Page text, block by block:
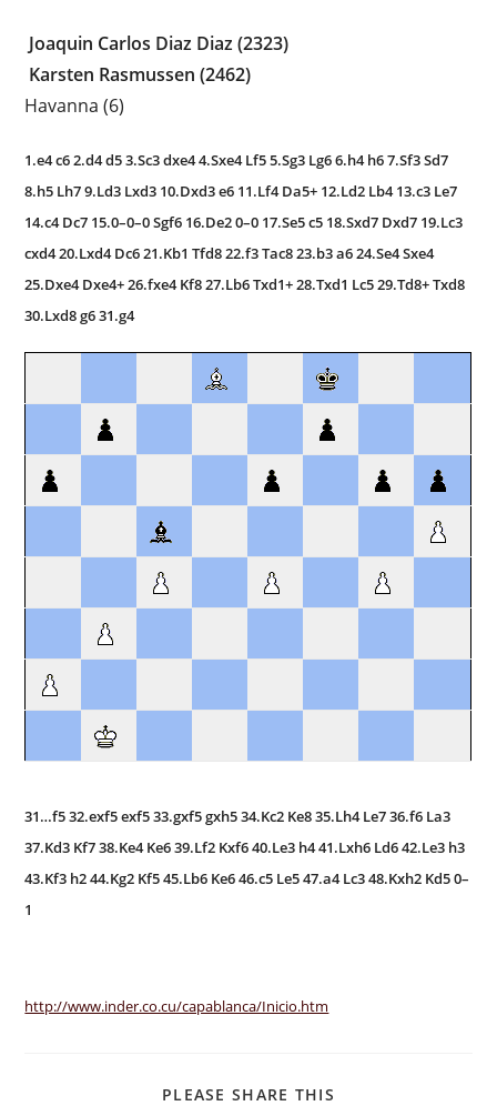
Joaquin Carlos Diaz Diaz (2323)
Karsten Rasmussen (2462)
Havanna (6)
1.e4 c6 2.d4 d5 3.Sc3 dxe4 4.Sxe4 Lf5 5.Sg3 Lg6 6.h4 h6 7.Sf3 Sd7
8.h5 Lh7 9.Ld3 Lxd3 10.Dxd3 e6 11.Lf4 Da5+ 12.Ld2 Lb4 13.c3 Le7
14.c4 Dc7 15.0–0–0 Sgf6 16.De2 0–0 17.Se5 c5 18.Sxd7 Dxd7 19.Lc3
cxd4 20.Lxd4 Dc6 21.Kb1 Tfd8 22.f3 Tac8 23.b3 a6 24.Se4 Sxe4
25.Dxe4 Dxe4+ 26.fxe4 Kf8 27.Lb6 Txd1+ 28.Txd1 Lc5 29.Td8+ Txd8
30.Lxd8 g6 31.g4
31…f5 32.exf5 exf5 33.gxf5 gxh5 34.Kc2 Ke8 35.Lh4 Le7 36.f6 La3
37.Kd3 Kf7 38.Ke4 Ke6 39.Lf2 Kxf6 40.Le3 h4 41.Lxh6 Ld6 42.Le3 h3
43.Kf3 h2 44.Kg2 Kf5 45.Lb6 Ke6 46.c5 Le5 47.a4 Lc3 48.Kxh2 Kd5 0–
1
http://www.inder.co.cu/capablanca/Inicio.htm
PLEASE SHARE THIS